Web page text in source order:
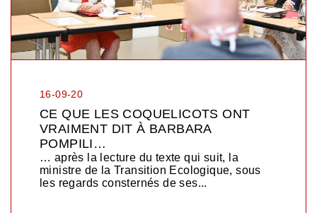
16-09-20
CE QUE LES COQUELICOTS ONT
VRAIMENT DIT À BARBARA
POMPILI…
… après la lecture du texte qui suit, la
ministre de la Transition Ecologique, sous
les regards consternés de ses...